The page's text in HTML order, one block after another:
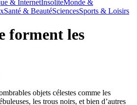
& InternetInsoliteMonde &
Santé & BeautéSciencesSports & Loisirs
forment les
objets célestes comme les
les trous noirs, et bien d’autres